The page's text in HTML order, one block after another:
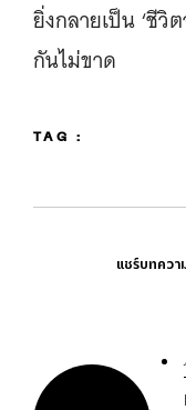
ยิ่งกลายเป็น ‘ชีวิ
กันไม่ขาด
TAG :
แชร์บทควา